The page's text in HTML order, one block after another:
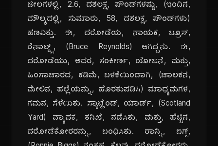
ಚೀಲಗಳಲ್ಲಿ, 2.6, ದಶಲಕ್ಷ, ಪೌಂಡ್‌ಗಳಷ್ಟು, (ಇಂದಿನ,
ಮೌಲ್ಯದಲ್ಲಿ, ಸುಮಾರು, 58, ದಶಲಕ್ಷ, ಪೌಂಡ್‌ಗಳು)
ಹಣವಿತ್ತು. ಈ, ದರೋಡೆಯ, ನಾಯಕ, ಬ್ರೂಸ್,
ರೆನಾಲ್ಡ್ಸ್, (Bruce Reynolds) ಆಗಿದ್ದನು. ಈ,
ದರೋಡೆಯು, ಅದರ, ಸಂಕೀರ್ಣ, ಯೋಜನೆ, ಮತ್ತು,
ಹಿಂಸಾಚಾರದ, ಕಡಿಮೆ, ಬಳಕೆಯಿಂದಾಗಿ, (ಚಾಲಕನ,
ಮೇಲಿನ, ಹಲ್ಲೆಯನ್ನು, ಹೊರತುಪಡಿಸಿ) ಮಾಧ್ಯಮಗಳ,
ಗಮನ, ಸೆಳೆಯಿತು. ಸ್ಕಾಟ್ಲೆಂಡ್, ಯಾರ್ಡ್, (Scotland
Yard) ವ್ಯಾಪಕ, ತನಿಖೆ, ನಡೆಸಿತು, ಮತ್ತು, ಹೆಚ್ಚಿನ,
ದರೋಡೆಕೋರರನ್ನು, ಬಂಧಿಸಿತು. ರಾನ್ನಿ, ಬಿಗ್ಸ್,